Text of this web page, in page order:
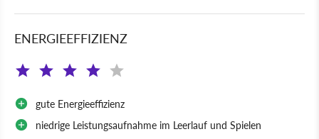
ENERGIEEFFIZIENZ
gute Energieeffizienz
niedrige Leistungsaufnahme im Leerlauf und Spielen